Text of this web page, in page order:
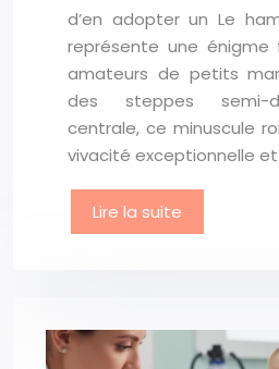
d’en adopter un Le
représente une énigme
amateurs de petits
des steppes semi-
centrale, ce minuscule
vivacité exceptionnelle
Lire la suite